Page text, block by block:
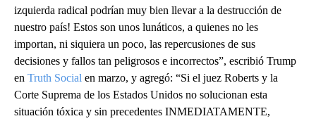
izquierda radical podrían muy bien llevar a la destrucción de
nuestro país! Estos son unos lunáticos, a quienes no les
importan, ni siquiera un poco, las repercusiones de sus
decisiones y fallos tan peligrosos e incorrectos”, escribió Trump
en Truth Social en marzo, y agregó: “Si el juez Roberts y la
Corte Suprema de los Estados Unidos no solucionan esta
situación tóxica y sin precedentes INMEDIATAMENTE,